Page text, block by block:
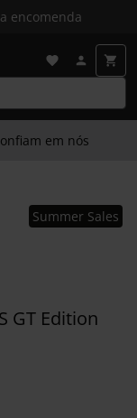
encomenda
em nós
Summer Sales
GT Edition